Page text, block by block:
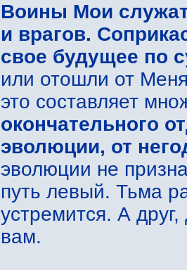
Воины Мои
и врагов.
свое будущее по
или отошли от
это составляет
окончательного
эволюции, от
эволюции не
путь левый. Тьма
устремится. А
вам.